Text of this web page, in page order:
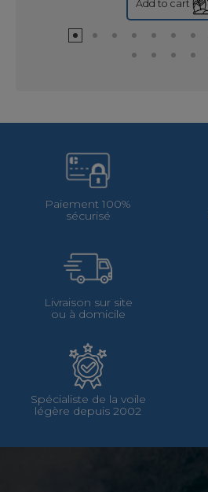
Add to cart
Paiement 100%
sécurisé
Livraison sur site
ou à domicile
Spécialiste de la voile
légère depuis 2002